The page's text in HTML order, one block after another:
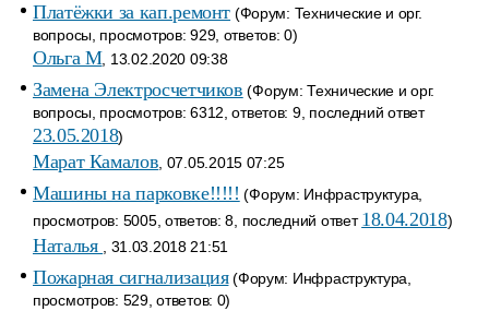
Платёжки за кап.ремонт (Форум: Технические и орг.
вопросы, просмотров: 929, ответов: 0)
Ольга М , 13.02.2020 09:38
Замена Электросчетчиков (Форум: Технические и орг.
вопросы, просмотров: 6312, ответов: 9, последний ответ
23.05.2018)
Марат Камалов , 07.05.2015 07:25
Машины на парковке!!!!! (Форум: Инфраструктура,
просмотров: 5005, ответов: 8, последний ответ18.04.2018)
Наталья , 31.03.2018 21:51
Пожарная сигнализация(Форум: Инфраструктура,
просмотров: 529, ответов: 0)